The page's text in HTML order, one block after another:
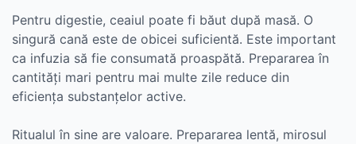
Pentru digestie, ceaiul poate fi băut după masă. O
singură cană este de obicei suficientă. Este important
ca infuzia să fie consumată proaspătă. Prepararea în
cantități mari pentru mai multe zile reduce din
eficiența substanțelor active.
Ritualul în sine are valoare. Prepararea lentă, mirosul